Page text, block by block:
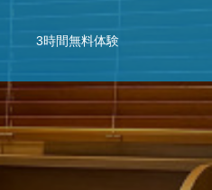
3時間無料体験